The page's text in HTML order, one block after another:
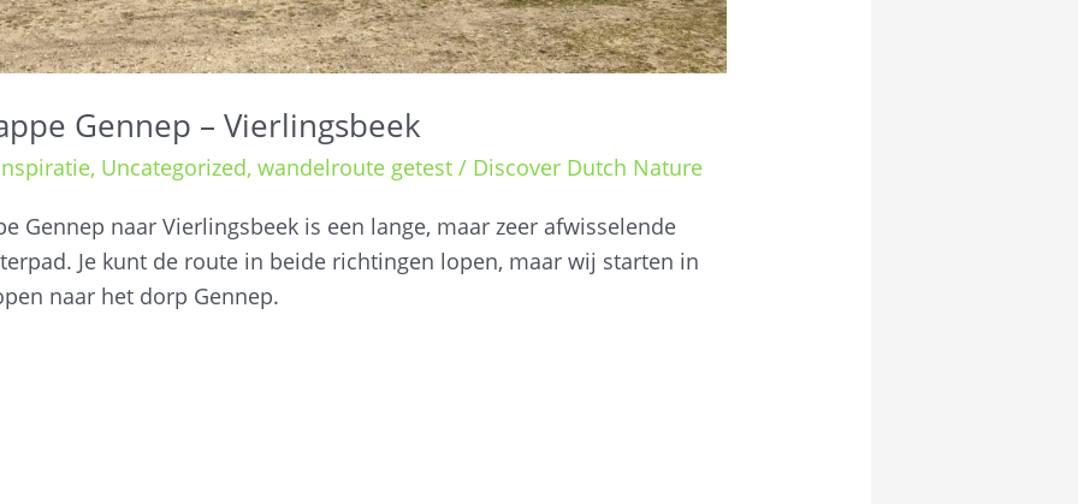
Gennep – Vierlingsbeek
, Uncategorized,wandelroute getest / Discover Dutch Nature
Gennep naar Vierlingsbeek is een lange, maar zeer afwisselende
Je kunt de route in beide richtingen lopen, maar wij starten in
naar het dorp Gennep.